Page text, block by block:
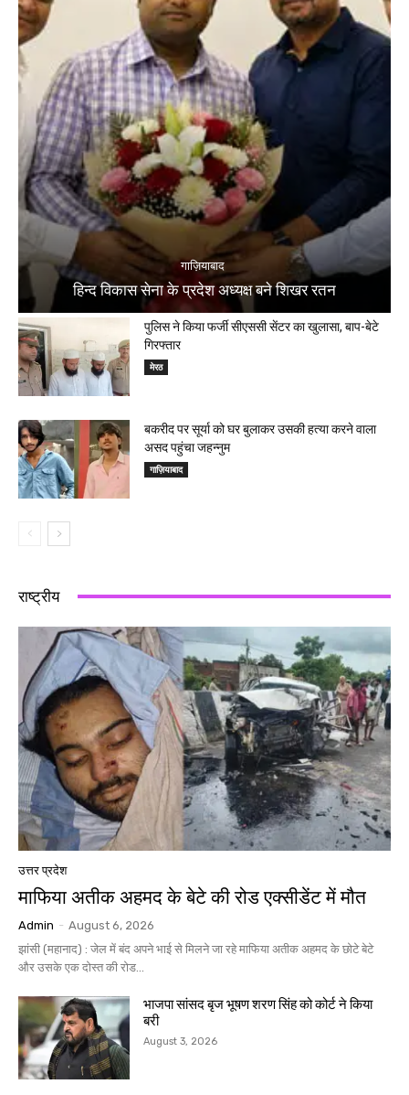
गाज़ियाबाद
हिन्द विकास सेना के प्रदेश अध्यक्ष बने शिखर रतन
पुलिस ने किया फर्जी सीएससी सेंटर का खुलासा, बाप-बेटे
गिरफ्तार
मेरठ
बकरीद पर सूर्या को घर बुलाकर उसकी हत्या करने वाला
असद पहुंचा जहन्नुम
गाज़ियाबाद
राष्ट्रीय
उत्तर प्रदेश
माफिया अतीक अहमद के बेटे की रोड एक्सीडेंट में मौत
Admin - August 6, 2026
झांसी (महानाद) : जेल में बंद अपने भाई से मिलने जा रहे माफिया अतीक अहमद के छोटे बेटे
और उसके एक दोस्त की रोड...
भाजपा सांसद बृज भूषण शरण सिंह को कोर्ट ने किया
बरी
August 3, 2026